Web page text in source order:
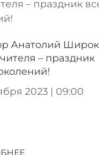
Анатолий
– праздник
2023 | 09:00